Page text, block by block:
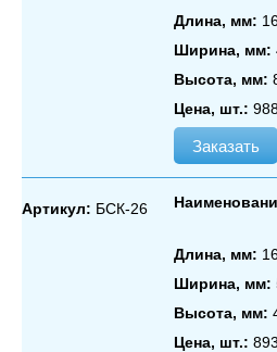
Длина, мм:
Ширина, мм:
Высота, мм:
Цена, шт.:
Заказать
Артикул: БСК-26
Длина, мм:
Ширина, мм:
Высота, мм:
Цена, шт.: